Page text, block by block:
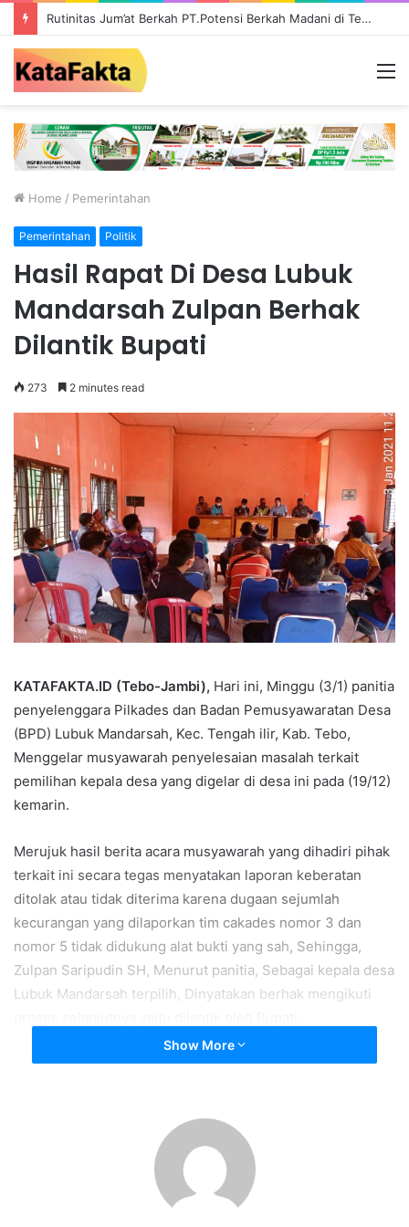
Rutinitas Jum’at Berkah PT.Potensi Berkah Madani di Tebo, Salurkan Bantuan ke Masyarakat
Home / Pemerintahan
Pemerintahan Politik
Hasil Rapat Di Desa Lubuk
Mandarsah Zulpan Berhak
Dilantik Bupati
273 2 minutes read
KATAFAKTA.ID (Tebo-Jambi), Hari ini, Minggu (3/1) panitia
penyelenggara Pilkades dan Badan Pemusyawaratan Desa
(BPD) Lubuk Mandarsah, Kec. Tengah ilir, Kab. Tebo,
Menggelar musyawarah penyelesaian masalah terkait
pemilihan kepala desa yang digelar di desa ini pada (19/12)
kemarin.
Merujuk hasil berita acara musyawarah yang dihadiri pihak
terkait ini secara tegas menyatakan laporan keberatan
ditolak atau tidak diterima karena dugaan sejumlah
kecurangan yang dilaporkan tim cakades nomor 3 dan
nomor 5 tidak didukung alat bukti yang sah, Sehingga,
Zulpan Saripudin SH, Menurut panitia, Sebagai kepala desa
Lubuk Mandarsah terpilih, Dinyatakan berhak mengikuti
Ketua Panitia Pilkades Lubuk Mandarsah, Samuri, saat
Mandarsah hari ini berjalan lancar.
“Acara hari ini berlangsung dari pukul 10.00 hingga 15.00
wib dan dari musyawarah tadi pihak yang keberatan dalan
Show More